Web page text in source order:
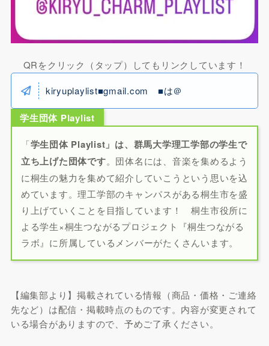
QRをクリック（タップ）してもリンクしています！
kiryuplaylist■gmail.com ■は＠
学生団体 Playlist
「学生団体 Playlist」は、群馬大学理工学部の学生で
立ち上げた団体です。団体名には、音楽を集めるよう
に桐生の魅力を集めて紹介していこうという思いを込
めています。理工学部のキャンパスがある桐生市を盛
り上げていくことを目指しています！ 桐生市役所に
よる学生×桐生つながるプロジェクト『桐生つながる
ラボ』に所属しているメンバーがたくさんいます。
【編集部より】掲載されている情報（商品・価格・ご連絡
先など）は配信・掲載時点のものです。内容が変更されて
いる場合がありますので、予めご了承ください。